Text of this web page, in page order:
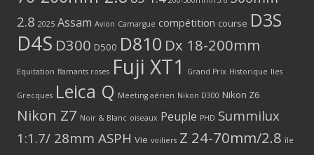
2.8 2025 Assam Avion Camargue compétition course D3S
D4S D300 D500 D810 Dx 18-200mm
Equitation flamants roses Fuji XT1 Grand Prix Historique Iles
Grecques Leica Q Meeting aérien Nikon D300 Nikon Z6
Nikon Z7 Noir & Blanc oiseaux Peuple PHD Summilux
1:1.7/ 28mm ASPH Vie voiliers Z 24-70mm/2.8 île